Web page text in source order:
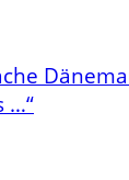
…“